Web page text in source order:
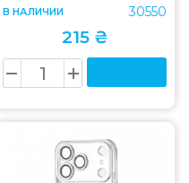
В НАЛИЧИИ 30550
215 ₴